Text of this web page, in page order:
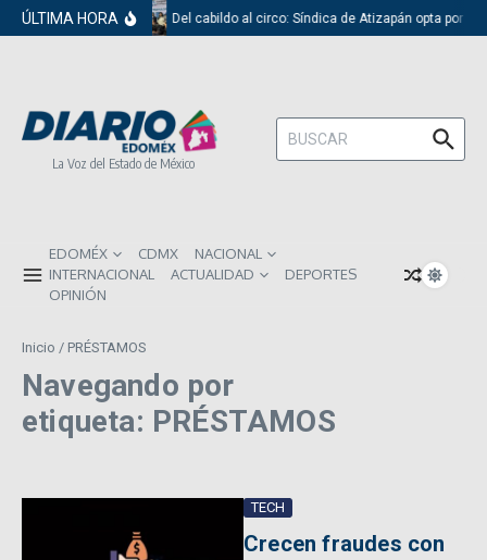
Saltar al contenido
ÚLTIMA HORA Del cabildo al circo: Síndica de Atizapán opta por
La Voz del Estado de México
Buscar:
EDOMÉX CDMX
NACIONAL
INTERNACIONAL
ACTUALIDAD
DEPORTES
OPINIÓN
Inicio / PRÉSTAMOS
Navegando por
etiqueta: PRÉSTAMOS
TECH
Crecen fraudes con